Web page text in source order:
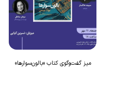
میز گفت‌وگوی کتاب «بالون‌سوارها»